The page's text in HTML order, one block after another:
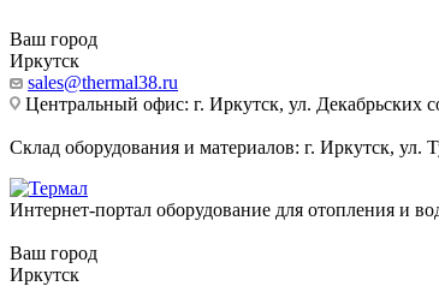
Ваш город
Иркутск
sales@thermal38.ru
Центральный офис: г. Иркутск, ул. Декабрьских
Склад оборудования и материалов: г. Иркутск, ул.
Интернет-портал оборудование для отопления и
Ваш город
Иркутск